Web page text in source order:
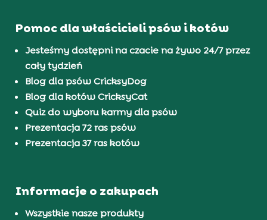
Pomoc dla właścicieli psów i kotów
Jesteśmy dostępni na czacie na żywo 24/7 przez
cały tydzień
Blog dla psów CricksyDog
Blog dla kotów CricksyCat
Quiz do wyboru karmy dla psów
Prezentacja 72 ras psów
Prezentacja 37 ras kotów
Informacje o zakupach
Wszystkie nasze produkty